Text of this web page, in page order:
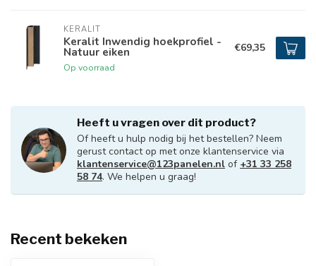
KERALIT
Keralit Inwendig hoekprofiel -
Natuur eiken
Op voorraad
€69,35
Heeft u vragen over dit product?
Of heeft u hulp nodig bij het bestellen? Neem
gerust contact op met onze klantenservice via
klantenservice@123panelen.nl of +31 33 258
58 74. We helpen u graag!
Recent bekeken